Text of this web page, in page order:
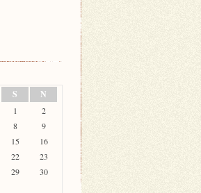
S N
1
2
8
9
15
16
22
23
29
30